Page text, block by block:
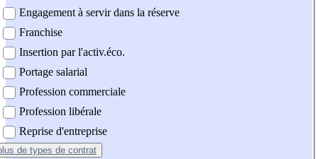
Engagement à servir dans la réserve
Franchise
Insertion par l'activ.éco.
Portage salarial
Profession commerciale
Profession libérale
Reprise d'entreprise
de types de contrat